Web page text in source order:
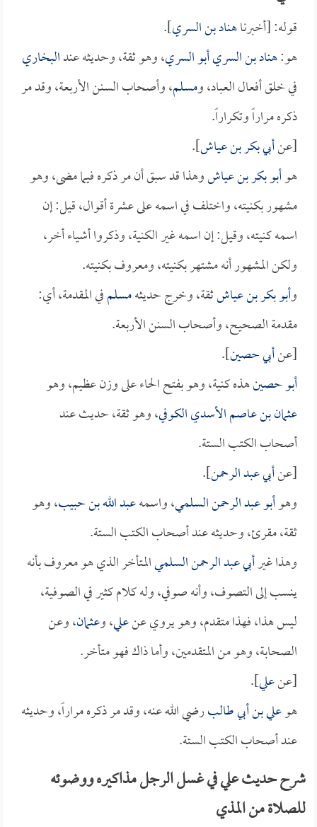
قوله: [أخبرناهناد بن السري].
هو:هناد بن السري أبو السري، وهو ثقة، وحديثه عندالبخاري
في خلق أفعال العباد، ومسلم، وأصحاب السنن الأربعة، وقد مر
ذكره مراراً وتكراراً.
[عنأبي بكر بن عياش].
هوأبو بكر بن عياشوهذا قد سبق أن مر ذكره فيما مضى، وهو
مشهور بكنيته، واختلف في اسمه على عشرة أقوال، قيل: إن
اسمه كنيته، وقيل: إن اسمه غير الكنية، وذكروا أشياء أخر،
ولكن المشهور أنه مشتهر بكنيته، ومعروف بكنيته.
وأبو بكر بن عياشثقة، وخرج حديثهمسلمفي المقدمة، أي:
مقدمة الصحيح، وأصحاب السنن الأربعة.
[عنأبي حصين].
أبو حصينهذه كنية، وهو بفتح الحاء على وزن عظيم، وهو
عثمان بن عاصم الأسدي الكوفي، وهو ثقة، حديث عند
أصحاب الكتب الستة.
[عنأبي عبد الرحمن].
وهوأبو عبد الرحمن السلمي، واسمهعبد الله بن حبيب، وهو
ثقة، مقرئ، وحديثه عند أصحاب الكتب الستة.
وهذا غيرأبي عبد الرحمن السلميالمتأخر الذي هو معروف بأنه
ينسب إلى التصوف، وأنه صوفي، وله كلام كثير في الصوفية،
ليس هذا، فهذا متقدم، وهو يروي عنعلي، وعثمان، وعن
الصحابة، وهو من المتقدمين، وأما ذاك فهو متأخر.
[عنعلي].
هوعلي بن أبي طالبرضي الله عنه، وقد مر ذكره مراراً، وحديثه
عند أصحاب الكتب الستة.
شرح حديث علي في غسل الرجل مذاكيره ووضوئه
للصلاة من المذي